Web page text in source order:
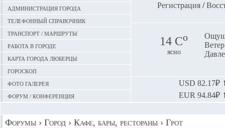
Администрация города
Телефонный справочник
Транспорт / маршруты
Работа в городе
Карта города Люберцы
Гороскоп
Фото галерея
Форум / конференция
Регистрация/
14 Сo
ясно
USD 82.17₽
EUR 94.84₽
Форумы › Город › Кафе, бары, рестораны › Грот